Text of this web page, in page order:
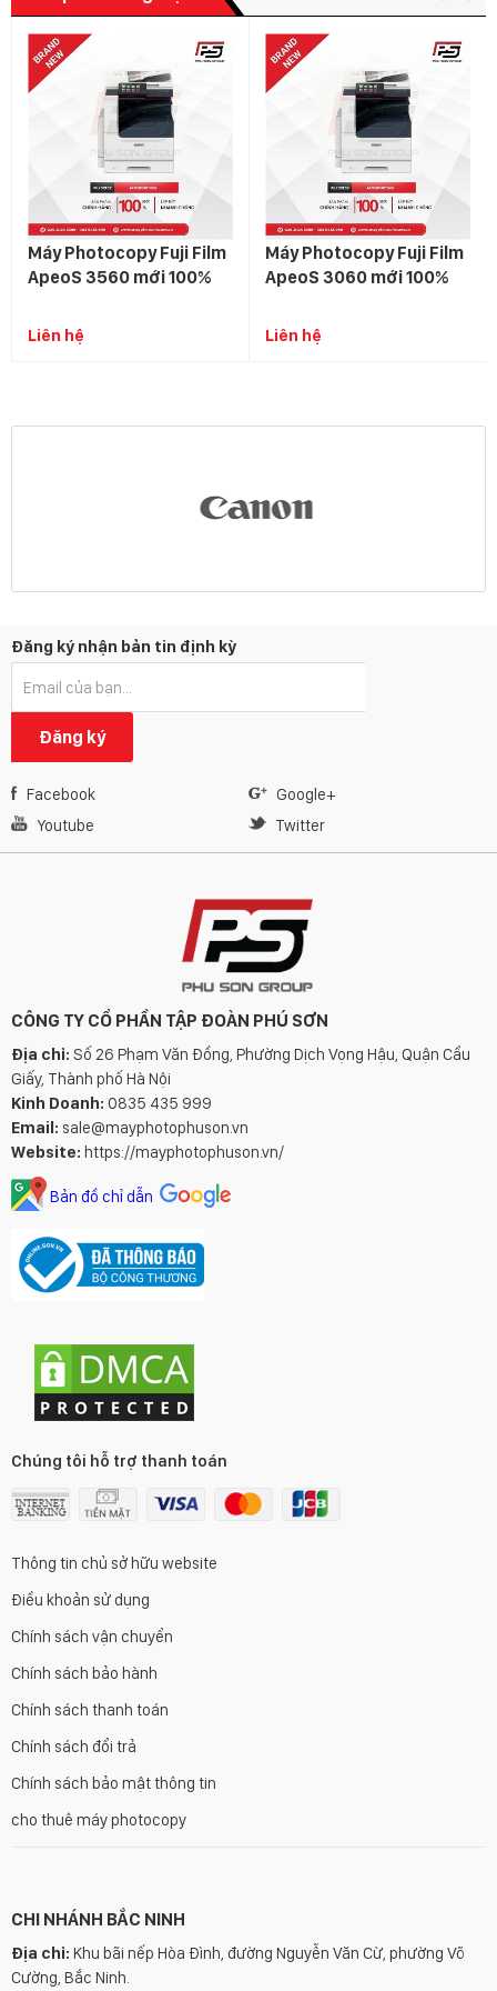
Máy Photocopy Fuji Film
ApeoS 3560 mới 100%
Liên hệ
Máy Photocopy Fuji Film
ApeoS 3060 mới 100%
Liên hệ
Đăng ký nhận bản tin định kỳ
Đăng ký
Facebook
Google+
Youtube
Twitter
CÔNG TY CỔ PHẦN TẬP ĐOÀN PHÚ SƠN
Địa chỉ: Số 26 Phạm Văn Đồng, Phường Dịch Vọng Hậu, Quận Cầu
Giấy, Thành phố Hà Nội
Kinh Doanh: 0835 435 999
Email: sale@mayphotophuson.vn
Website: https://mayphotophuson.vn/
Bản đồ chỉ dẫn
Chúng tôi hỗ trợ thanh toán
Thông tin chủ sở hữu website
Điều khoản sử dụng
Chính sách vận chuyển
Chính sách bảo hành
Chính sách thanh toán
Chính sách đổi trả
Chính sách bảo mật thông tin
cho thuê máy photocopy
CHI NHÁNH BẮC NINH
Địa chỉ: Khu bãi nếp Hòa Đình, đường Nguyễn Văn Cừ, phường Võ
Cường, Bắc Ninh.